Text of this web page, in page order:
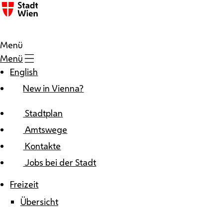
Zum Inhalt
Menü
Menü
English
New in Vienna?
Stadtplan
Amtswege
Kontakte
Jobs bei der Stadt
Freizeit
Übersicht